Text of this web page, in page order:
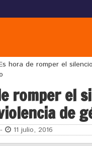
hora de romper el
romper el
de
- 11 julio, 2016